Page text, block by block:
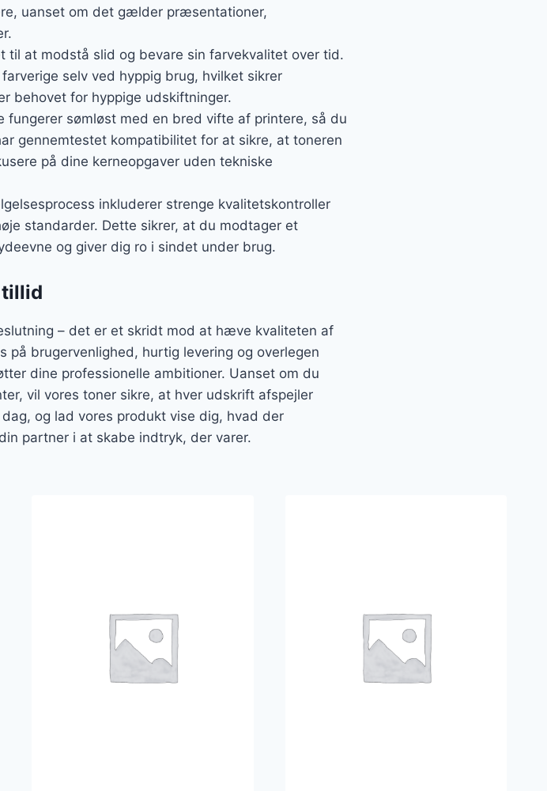
uanset om det gælder præsentationer,
til at modstå slid og bevare sin farvekvalitet over tid.
selv ved hyppig brug, hvilket sikrer
behovet for hyppige udskiftninger.
fungerer sømløst med en bred vifte af printere, så du
gennemtestet kompatibilitet for at sikre, at toneren
på dine kerneopgaver uden tekniske
inkluderer strenge kvalitetskontroller
standarder. Dette sikrer, at du modtager et
og giver dig ro i sindet under brug.
tillid
– det er et skridt mod at hæve kvaliteten af
brugervenlighed, hurtig levering og overlegen
dine professionelle ambitioner. Uanset om du
vil vores toner sikre, at hver udskrift afspejler
og lad vores produkt vise dig, hvad der
partner i at skabe indtryk, der varer.